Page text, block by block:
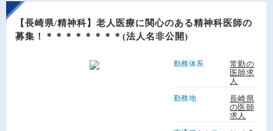
【長崎県/精神科】老人医療に関心のある精神科医師の
募集！＊＊＊＊＊＊＊＊(法人名非公開)
勤務体系
常勤の
医師求
人
勤務地
長崎県
の医師
求人